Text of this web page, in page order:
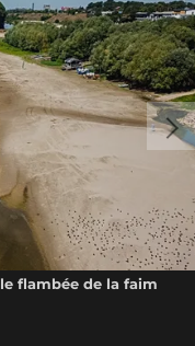
flambée de la faim